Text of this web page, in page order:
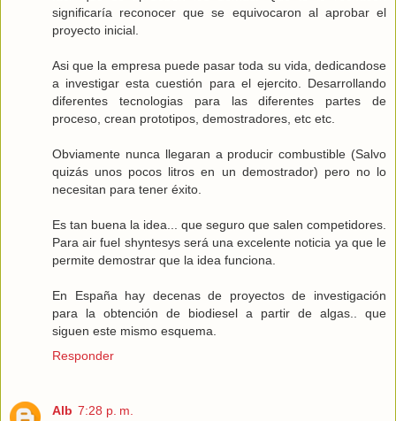
significaría reconocer que se equivocaron al aprobar el
proyecto inicial.
Asi que la empresa puede pasar toda su vida, dedicandose
a investigar esta cuestión para el ejercito. Desarrollando
diferentes tecnologias para las diferentes partes de
proceso, crean prototipos, demostradores, etc etc.
Obviamente nunca llegaran a producir combustible (Salvo
quizás unos pocos litros en un demostrador) pero no lo
necesitan para tener éxito.
Es tan buena la idea... que seguro que salen competidores.
Para air fuel shyntesys será una excelente noticia ya que le
permite demostrar que la idea funciona.
En España hay decenas de proyectos de investigación
para la obtención de biodiesel a partir de algas.. que
siguen este mismo esquema.
Responder
Alb 7:28 p. m.